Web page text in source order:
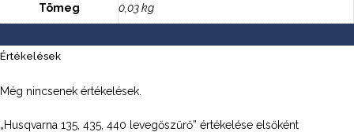
Tömeg 0,03 kg
Értékelések
Még nincsenek értékelések.
„Husqvarna 135, 435, 440 levegőszűrő” értékelése elsőként